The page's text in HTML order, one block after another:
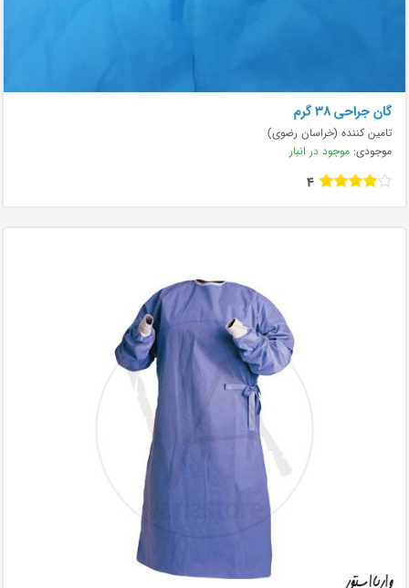
گان جراحی 38 گرم
تامین کننده (خراسان رضوی)
موجودی: موجود در انبار
4